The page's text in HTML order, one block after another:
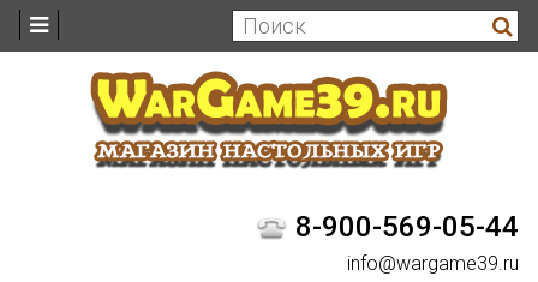
8-900-569-05-44
info@wargame39.ru